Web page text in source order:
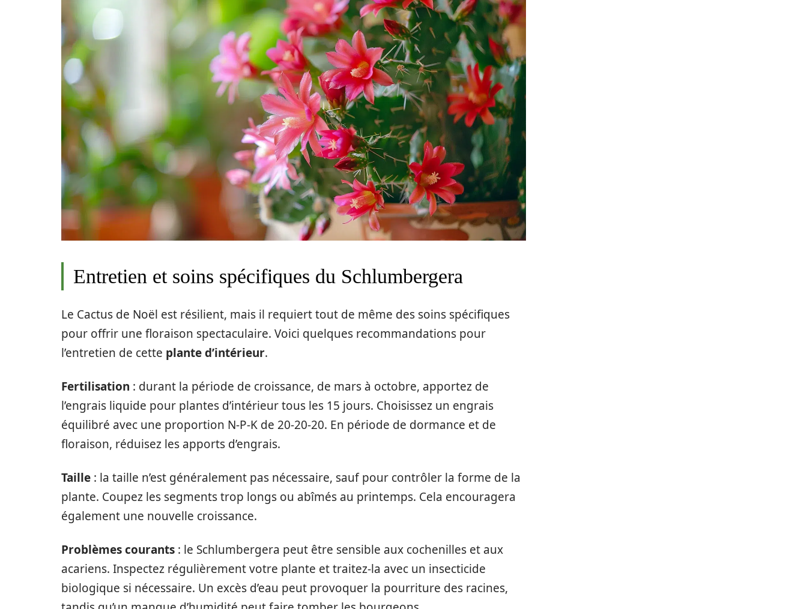
Entretien et soins spécifiques du Schlumbergera
Le Cactus de Noël est résilient, mais il requiert tout de même des soins spécifiques
pour offrir une floraison spectaculaire. Voici quelques recommandations pour
l’entretien de cette plante d’intérieur.
Fertilisation : durant la période de croissance, de mars à octobre, apportez de
l’engrais liquide pour plantes d’intérieur tous les 15 jours. Choisissez un engrais
équilibré avec une proportion N-P-K de 20-20-20. En période de dormance et de
floraison, réduisez les apports d’engrais.
Taille : la taille n’est généralement pas nécessaire, sauf pour contrôler la forme de la
plante. Coupez les segments trop longs ou abîmés au printemps. Cela encouragera
également une nouvelle croissance.
Problèmes courants : le Schlumbergera peut être sensible aux cochenilles et aux
acariens. Inspectez régulièrement votre plante et traitez-la avec un insecticide
biologique si nécessaire. Un excès d’eau peut provoquer la pourriture des racines,